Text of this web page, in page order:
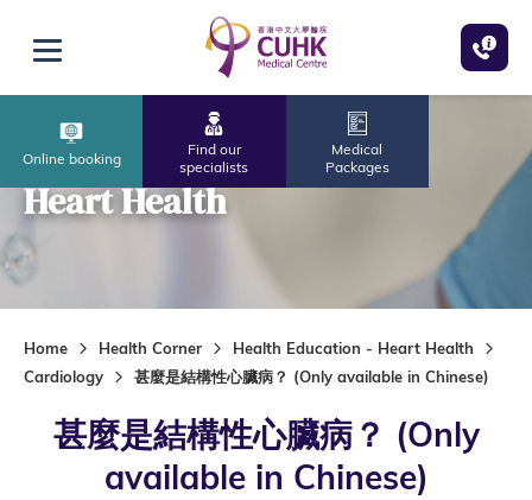
Open menu
Online booking
Find our
specialists
Medical
Packages
Heart Health
Home Health Corner
Health Education - Heart Health
Cardiology
甚麼是結構性心臟病？ (Only available in Chinese)
甚麼是結構性心臟病？ (Only
available in Chinese)